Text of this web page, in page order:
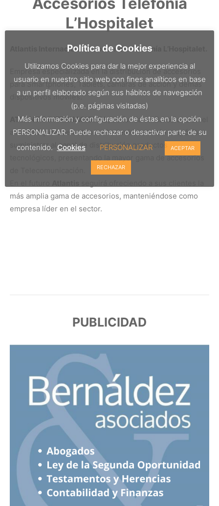
L’Hospitalet
Atlantis Internacional Accesorios Telefonía L’Hospitalet.
Empresa especializada en la distribución de accesorios
para Smartphones, Tablets, cámaras de acción y demás
dispositivos móviles.
ATLANTIS INTERNACIONAL, se funda en Barcelona en el
año 1990 y desde entonces ha tenido un solo propósito:
suministrar al canal de distribución productos
tecnológicos, presentando la mayor gama de accesorios
más amplia gama de accesorios, manteniéndose como
empresa líder en el sector.
PUBLICIDAD
Política de Cookies
Utilizamos Cookies para dar la mejor experiencia al
usuario en nuestro sitio web con fines analíticos en base
a un perfil elaborado según sus hábitos de navegación
(p.e. páginas visitadas)
Más información y configuración de éstas en la opción
PERSONALIZAR. Puede rechazar o desactivar parte de su
contenido. Cookies PERSONALIZAR ACEPTAR
RECHAZAR